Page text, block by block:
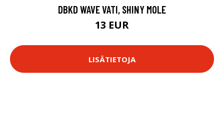
DBKD WAVE VATI, SHINY MOLE
13 EUR
LISÄTIETOJA